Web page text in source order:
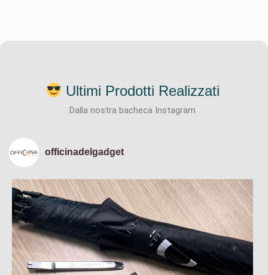
Ultimi Prodotti Realizzati
Dalla nostra bacheca Instagram
officinadelgadget